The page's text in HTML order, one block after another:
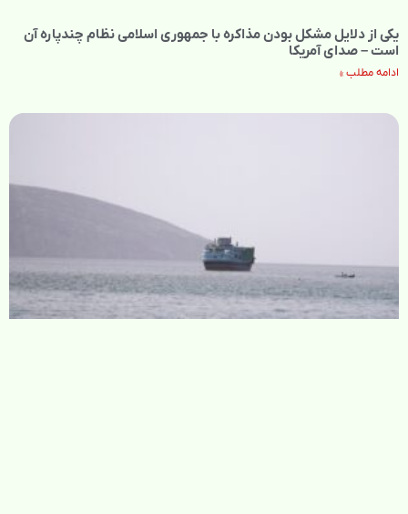
یکی از دلایل مشکل بودن مذاکره با جمهوری اسلامی نظام چندپاره آن
است – صدای آمریکا
ادامه مطلب »